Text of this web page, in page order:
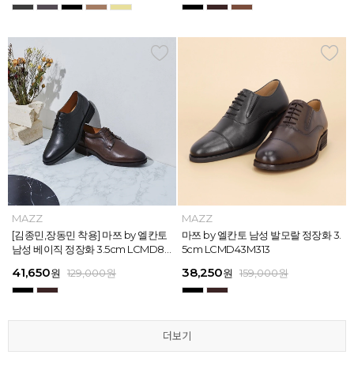
MAZZ
마쯔 by 엘칸토 남성 스트라이프 웨빙
포인트 스니커즈 3cm LCMS68M31
67,150원 179,000원
MAZZ
마쯔 by 엘칸토 남성 플레인 볼륨 컵
솔 스니커즈 3cm LCMS62M613
62,900원 179,000원
더보기
MAZZ
[김종민,장동민 착용] 마쯔 by 엘칸토
남성 베이직 정장화 3.5cm LCMD80
41,650원 129,000원
MAZZ
마쯔 by 엘칸토 남성 발모랄 정장화 3.
5cm LCMD43M313
38,250원 159,000원
더보기
MAZZ
마쯔 by 엘칸토 남성 오버랩 로퍼 2c
m LCMC92I126
38,250원 129,000원
MAZZ
마쯔 by 엘칸토 남성 스트랩 로퍼 2c
m LCMC91M313
39,200원 159,000원
더보기
MAZZ
마쯔 by 엘칸토 남성 포인트 컴포트화
4cm LCMD11M111
41,650원 129,000원
MAZZ
마쯔 by 엘칸토 남성 캐주얼 컴포트화
4cm LCMD13M111
41,650원 129,000원
더보기
MAZZ
마쯔 by 엘칸토 남성 스트라이프 웨빙
포인트 스니커즈 3cm LCMS68M31
67,150원 179,000원
MAZZ
마쯔 by 엘칸토 남성 플레인 볼륨 컵
솔 스니커즈 3cm LCMS62M613
62,900원 179,000원
더보기
MAZZ
[김종민,장동민 착용] 마쯔 by 엘칸토
남성 베이직 정장화 3.5cm LCMD80
41,650원 129,000원
MAZZ
마쯔 by 엘칸토 남성 발모랄 정장화 3.
5cm LCMD43M313
38,250원 159,000원
더보기